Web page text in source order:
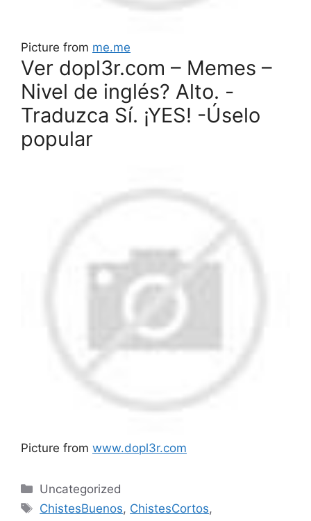
Picture from me.me
Ver dopl3r.com – Memes –
Nivel de inglés? Alto. -
Traduzca Sí. ¡YES! -Úselo
popular
Picture from www.dopl3r.com
Categories
Uncategorized
Tags
ChistesBuenos, ChistesCortos,